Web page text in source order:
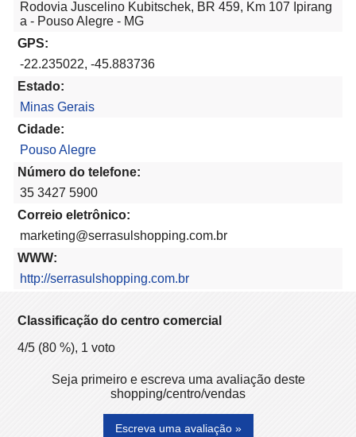
Rodovia Juscelino Kubitschek, BR 459, Km 107 Ipirang
a - Pouso Alegre - MG
GPS:
-22.235022, -45.883736
Estado:
Minas Gerais
Cidade:
Pouso Alegre
Número do telefone:
35 3427 5900
Correio eletrônico:
marketing@serrasulshopping.com.br
WWW:
http://serrasulshopping.com.br
Classificação do centro comercial
4/5 (80 %), 1 voto
Seja primeiro e escreva uma avaliação deste
shopping/centro/vendas
Escreva uma avaliação »